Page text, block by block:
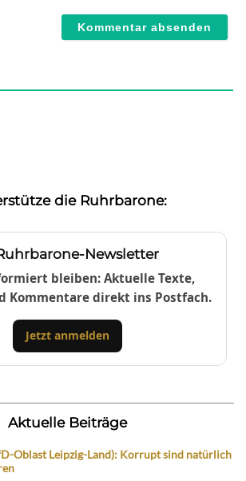
die Ruhrbarone:
Newsletter
bleiben: Aktuelle Texte,
Kommentare direkt ins Postfach.
Jetzt anmelden
Aktuelle Beiträge
Oblast Leipzig-Land): Korrupt sind natürlich